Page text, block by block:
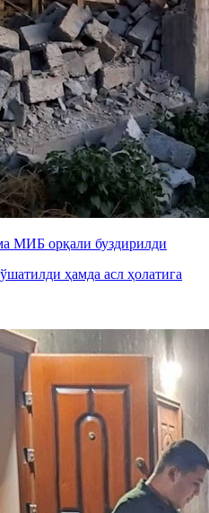
МИБ орқали буздирилди
ҳамда асл ҳолатига